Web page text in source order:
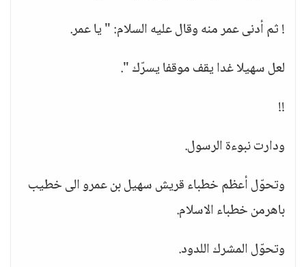
! ثم أدنى عمر منه وقال عليه السلام: " يا عمر.
لعل سهيلا غدا يقف موقفا يسرّك ".
!!
ودارت نبوءة الرسول.
وتحوّل أعظم خطباء قريش سهيل بن عمرو الى خطيب
باهرمن خطباء الاسلام.
وتحوّل المشرك اللدود.